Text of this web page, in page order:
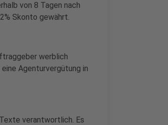
von 8 Tagen nach
Skonto gewährt.
werblich
Agenturvergütung in
verantwortlich. Es